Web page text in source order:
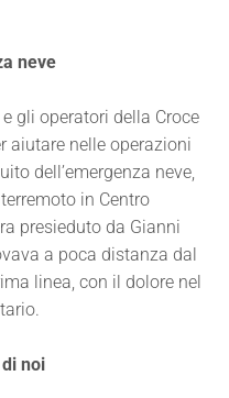
neve
gli operatori della Croce
aiutare nelle operazioni
dell’emergenza neve,
in Centro
presieduto da Gianni
a poca distanza dal
linea, con il dolore nel
noi